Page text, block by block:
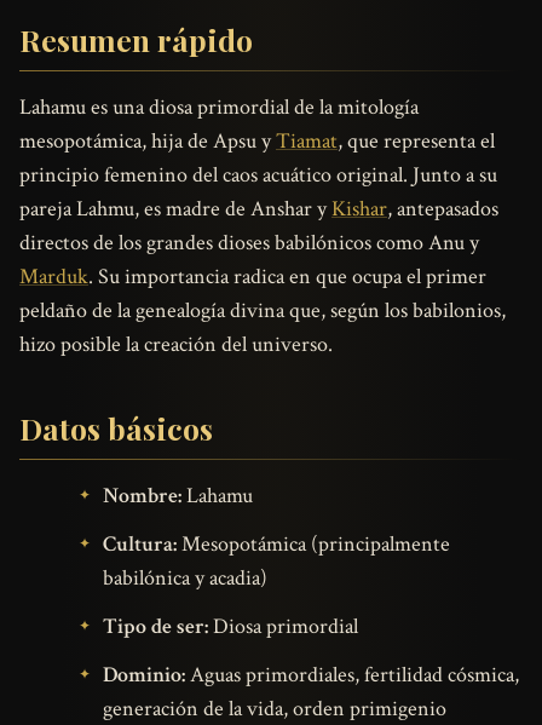
Resumen rápido
Lahamu es una diosa primordial de la mitología
mesopotámica, hija de Apsu yTiamat, que representa el
principio femenino del caos acuático original. Junto a su
pareja Lahmu, es madre de Anshar yKishar, antepasados
directos de los grandes dioses babilónicos como Anu y
Marduk. Su importancia radica en que ocupa el primer
peldaño de la genealogía divina que, según los babilonios,
hizo posible la creación del universo.
Datos básicos
Nombre:Lahamu
Cultura:Mesopotámica (principalmente
babilónica y acadia)
Tipo de ser:Diosa primordial
Dominio:Aguas primordiales, fertilidad cósmica,
generación de la vida, orden primigenio